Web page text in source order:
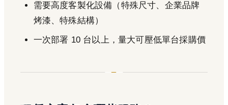
需要高度客製化設備（特殊尺寸、企業品牌
烤漆、特殊結構）
一次部署 10 台以上，量大可壓低單台採購價